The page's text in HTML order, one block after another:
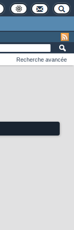
Recherche avancée